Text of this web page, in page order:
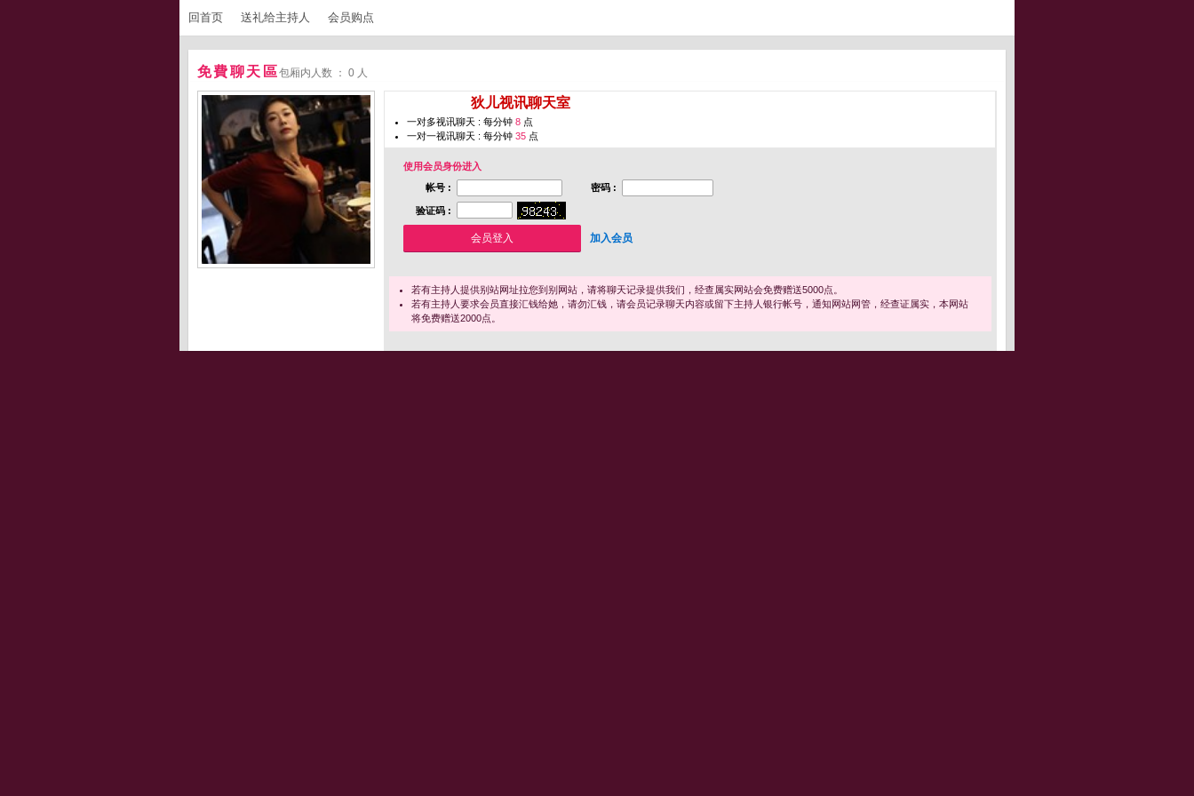
回首页 送礼给主持人 会员购点
免費聊天區包厢内人数 ： 0 人
狄儿视讯聊天室
一对多视讯聊天 : 每分钟 8 点
一对一视讯聊天 : 每分钟 35 点
使用会员身份进入
帐号 :
密码 :
验证码 :
加入会员
若有主持人提供别站网址拉您到别网站，请将聊天记录提供我们，经查属实网站会免费赠送5000点。
若有主持人要求会员直接汇钱给她，请勿汇钱，请会员记录聊天内容或留下主持人银行帐号，通知网站网管，经查证属实，本网站
将免费赠送2000点。